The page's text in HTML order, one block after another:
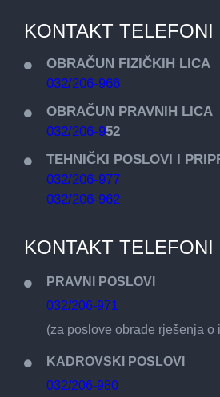
KONTAKT TELEFONI
OBRAČUN FIZIČKIH LICA
032/206-966
OBRAČUN PRAVNIH LICA
032/206-952
TEHNIČKI POSLOVI I
032/206-977
032/206-962
KONTAKT TELEFONI
PRAVNI POSLOVI
032/206-971
(za poslove obrade rješenja o
KADROVSKI POSLOVI
032/206-980